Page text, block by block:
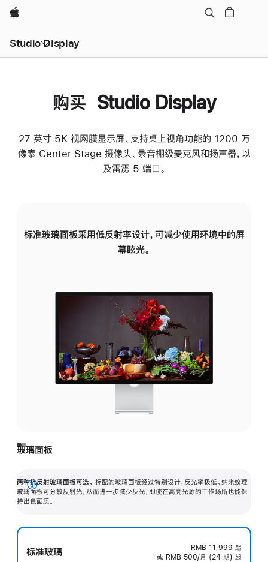
Apple
Studio Display
购买 Studio Display
27 英寸 5K 视网膜显示屏、支持桌上视角功能的 1200 万
像素 Center Stage 摄像头、录音棚级麦克风和扬声器，以
及雷雳 5 端口。
标准玻璃面板采用低反射率设计，可减少使用环境中的屏
幕眩光。
玻璃面板
两种抗反射玻璃面板可选。 标配的玻璃面板经过特别设计，反光率极低。纳米纹理
玻璃面板可分散反射光，从而进一步减少反光，即使在高亮光源的工作场所也能保
持出色画质。
展
开
标准玻璃 RMB 11,999 起
或 RMB 500/月 (24 期) 起